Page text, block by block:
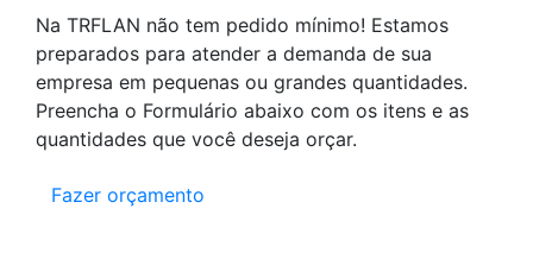
Na TRFLAN não tem pedido mínimo! Estamos
preparados para atender a demanda de sua
empresa em pequenas ou grandes quantidades.
Preencha o Formulário abaixo com os itens e as
quantidades que você deseja orçar.
Fazer orçamento